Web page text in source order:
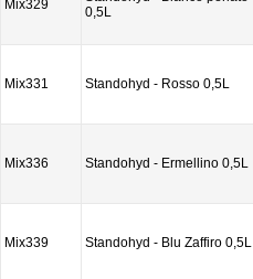
Mix329
0,5L
Mix331 Standohyd - Rosso 0,5L
Mix336 Standohyd - Ermellino 0,5L
Mix339 Standohyd - Blu Zaffiro 0,5L